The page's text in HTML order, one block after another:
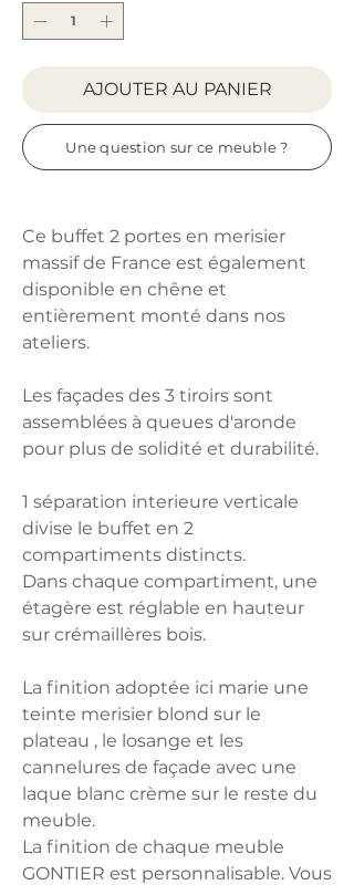
AJOUTER AU PANIER
Une question sur ce meuble ?
Ce buffet 2 portes en merisier
massif de France est également
disponible en chêne et
entièrement monté dans nos
ateliers.
Les façades des 3 tiroirs sont
assemblées à queues d'aronde
pour plus de solidité et durabilité.
1 séparation interieure verticale
divise le buffet en 2
compartiments distincts.
Dans chaque compartiment, une
étagère est réglable en hauteur
sur crémaillères bois.
La finition adoptée ici marie une
teinte merisier blond sur le
plateau , le losange et les
cannelures de façade avec une
laque blanc crème sur le reste du
meuble.
La finition de chaque meuble
GONTIER est personnalisable. Vous